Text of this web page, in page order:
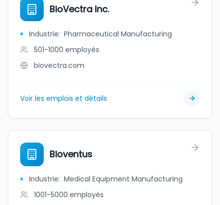
BioVectra Inc.
Industrie: Pharmaceutical Manufacturing
501-1000 employés
biovectra.com
Voir les emplois et détails
Bioventus
Industrie: Medical Equipment Manufacturing
1001-5000 employés